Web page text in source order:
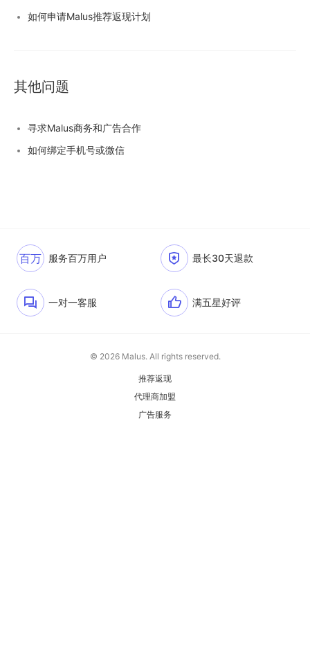
如何申请Malus推荐返现计划
其他问题
寻求Malus商务和广告合作
如何绑定手机号或微信
百万 服务百万用户 最长30天退款
一对一客服 满五星好评
© 2026 Malus. All rights reserved.
推荐返现
代理商加盟
广告服务